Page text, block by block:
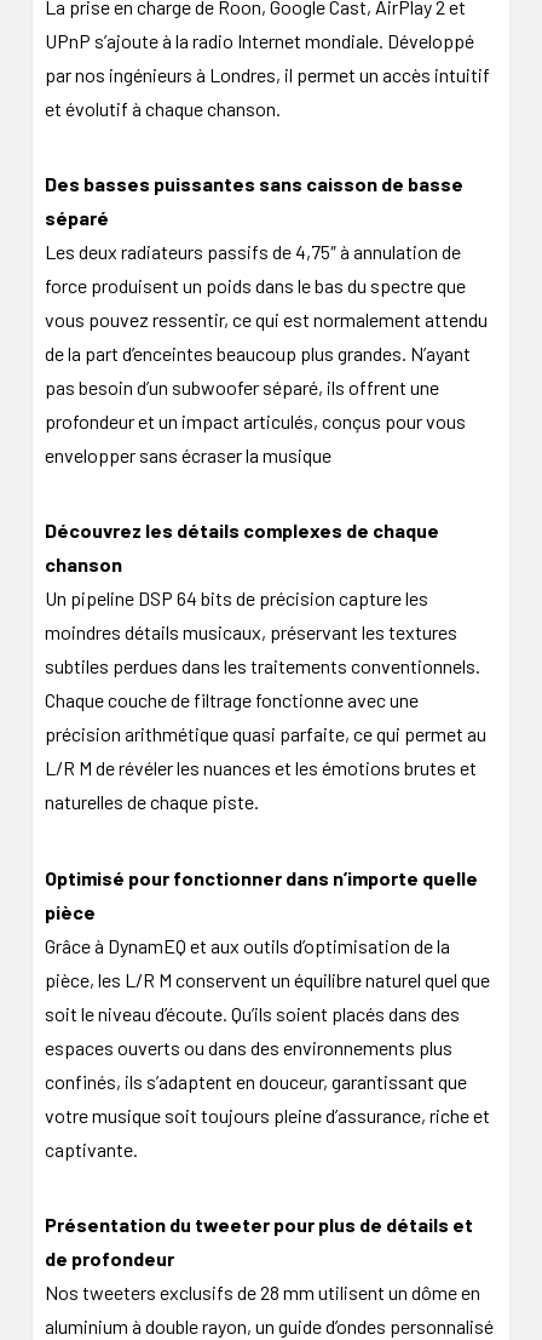
La prise en charge de Roon, Google Cast, AirPlay 2 et
UPnP s’ajoute à la radio Internet mondiale. Développé
par nos ingénieurs à Londres, il permet un accès intuitif
et évolutif à chaque chanson.
Des basses puissantes sans caisson de basse
séparé
Les deux radiateurs passifs de 4,75″ à annulation de
force produisent un poids dans le bas du spectre que
vous pouvez ressentir, ce qui est normalement attendu
de la part d’enceintes beaucoup plus grandes. N’ayant
pas besoin d’un subwoofer séparé, ils offrent une
profondeur et un impact articulés, conçus pour vous
envelopper sans écraser la musique
Découvrez les détails complexes de chaque
chanson
Un pipeline DSP 64 bits de précision capture les
moindres détails musicaux, préservant les textures
subtiles perdues dans les traitements conventionnels.
Chaque couche de filtrage fonctionne avec une
précision arithmétique quasi parfaite, ce qui permet au
L/R M de révéler les nuances et les émotions brutes et
naturelles de chaque piste.
Optimisé pour fonctionner dans n’importe quelle
pièce
Grâce à DynamEQ et aux outils d’optimisation de la
pièce, les L/R M conservent un équilibre naturel quel que
soit le niveau d’écoute. Qu’ils soient placés dans des
espaces ouverts ou dans des environnements plus
confinés, ils s’adaptent en douceur, garantissant que
votre musique soit toujours pleine d’assurance, riche et
captivante.
Présentation du tweeter pour plus de détails et
de profondeur
Nos tweeters exclusifs de 28 mm utilisent un dôme en
aluminium à double rayon, un guide d’ondes personnalisé